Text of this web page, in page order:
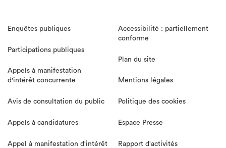
Enquêtes publiques
Participations publiques
Appels à manifestation
d'intérêt concurrente
Avis de consultation du public
Appels à candidatures
Appel à manifestation d'intérêt
Accessibilité : partiellement
conforme
Plan du site
Mentions légales
Politique des cookies
Espace Presse
Rapport d'activités